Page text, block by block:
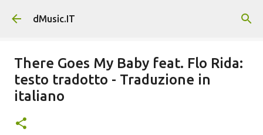
Passa ai contenuti principali
dMusic.IT
There Goes My Baby feat. Flo Rida:
testo tradotto - Traduzione in
italiano